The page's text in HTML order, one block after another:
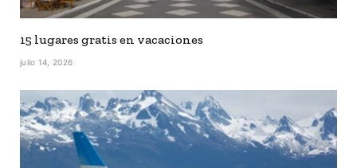
15 lugares gratis en vacaciones
julio 14, 2026